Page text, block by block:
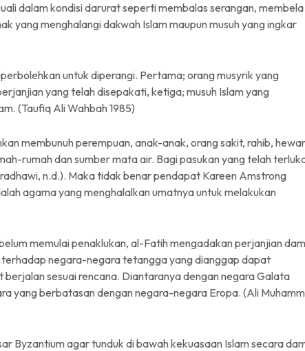
dalam kondisi darurat seperti membalas serangan, membela
yang menghalangi dakwah Islam maupun musuh yang ingkar
untuk diperangi. Pertama; orang musyrik yang
yang telah disepakati, ketiga; musuh Islam yang
(Taufiq Ali Wahbah 1985)
membunuh perempuan, anak-anak, orang sakit, rahib,
rumah dan sumber mata air. Bagi pasukan yang telah
n.d.). Maka tidak benar pendapat Kareen Amstrong
agama yang menghalalkan umatnya untuk melakukan
memulai penaklukan, al-Fatih mengadakan perjanjian
negara-negara tetangga yang dianggap dapat
sesuai rencana. Diantaranya dengan negara Galata
yang berbatasan dengan negara-negara Eropa. (Ali
Byzantium agar tunduk di bawah kekuasaan Islam secara